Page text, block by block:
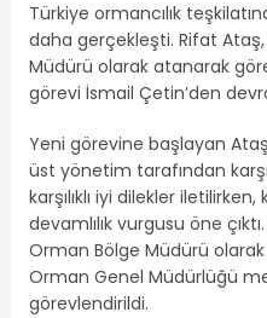
Türkiye ormancılık
daha gerçekleşti. Rifat
Müdürü olarak atanarak
görevi İsmail Çetin’den
Yeni görevine başlayan
üst yönetim tarafından
karşılıklı iyi dilekler
devamlılık vurgusu öne
Orman Bölge Müdürü
Orman Genel Müdürlüğü
görevlendirildi.